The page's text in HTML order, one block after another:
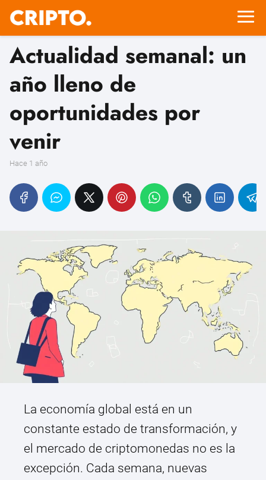
Actualidad semanal: un
año lleno de
oportunidades por
venir
hace 1 año
La economía global está en un
constante estado de transformación, y
el mercado de criptomonedas no es la
excepción. Cada semana, nuevas